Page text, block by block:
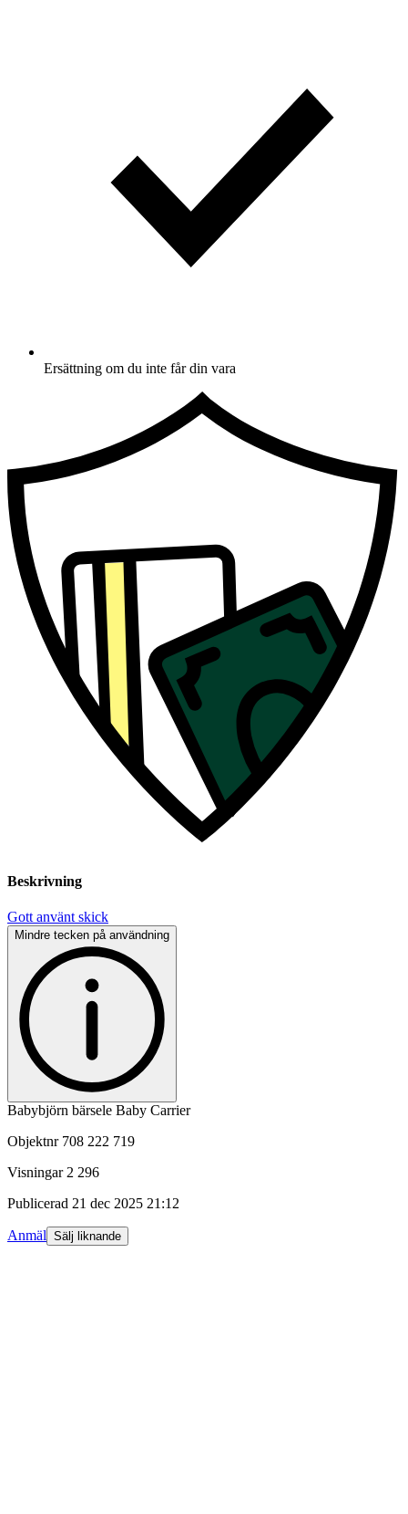
Ersättning om du inte får din vara
Beskrivning
Gott använt skick
Mindre tecken på användning
Babybjörn bärsele Baby Carrier
Objektnr 708 222 719
Visningar 2 296
Publicerad 21 dec 2025 21:12
Anmäl Sälj liknande